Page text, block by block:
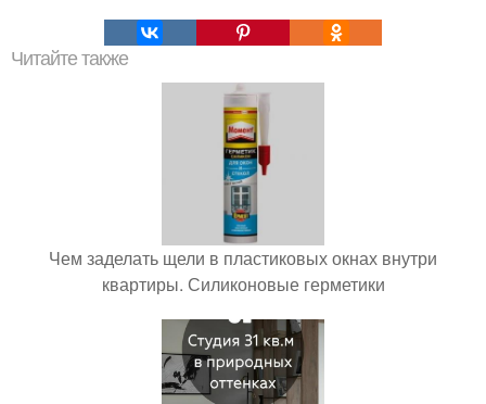
Читайте также
Чем заделать щели в пластиковых окнах внутри
квартиры. Силиконовые герметики